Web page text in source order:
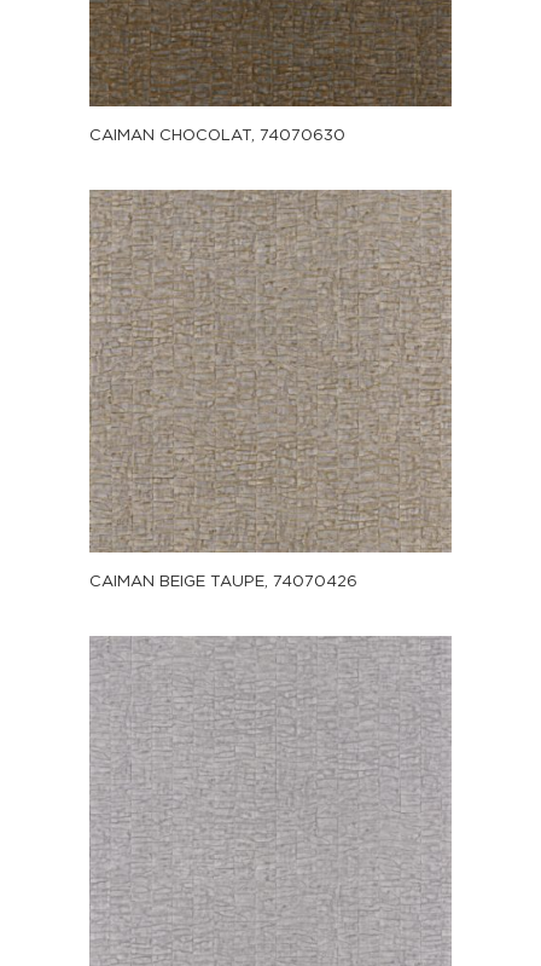
CAIMAN CHOCOLAT, 74070630
CAIMAN BEIGE TAUPE, 74070426